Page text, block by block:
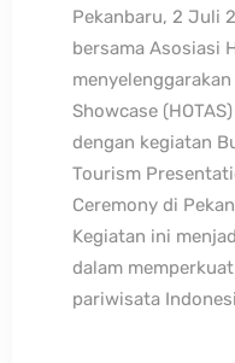
Pekanbaru, 2 Juli
bersama Asosiasi
Showcase
dengan kegiatan
Tourism
Ceremony di
Kegiatan ini
dalam
pariwisata